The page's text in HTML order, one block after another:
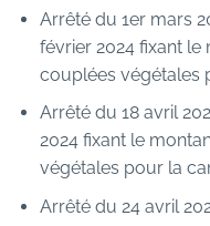
Arrêté du 1er mars
février 2024 fixant le
couplées végétales
Arrêté du 18 avril
2024 fixant le
végétales pour la
Arrêté du 24 avril